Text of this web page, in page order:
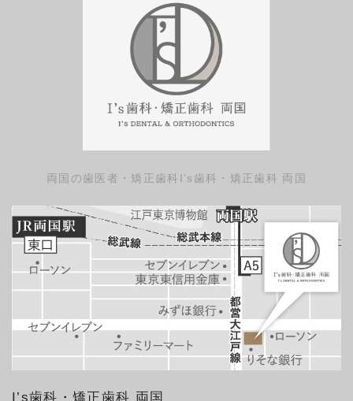
両国の歯医者・矯正歯科 I’s歯科・矯正歯科 両国
I’s歯科・矯正歯科 両国